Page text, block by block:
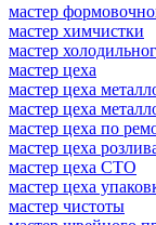
мастер
мастер химчистки
мастер
мастер цеха
мастер цеха
мастер цеха
мастер цеха по
мастер цеха
мастер цеха СТО
мастер цеха
мастер чистоты